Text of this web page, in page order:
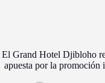
El Grand Hotel Djibloho
apuesta por la promoción